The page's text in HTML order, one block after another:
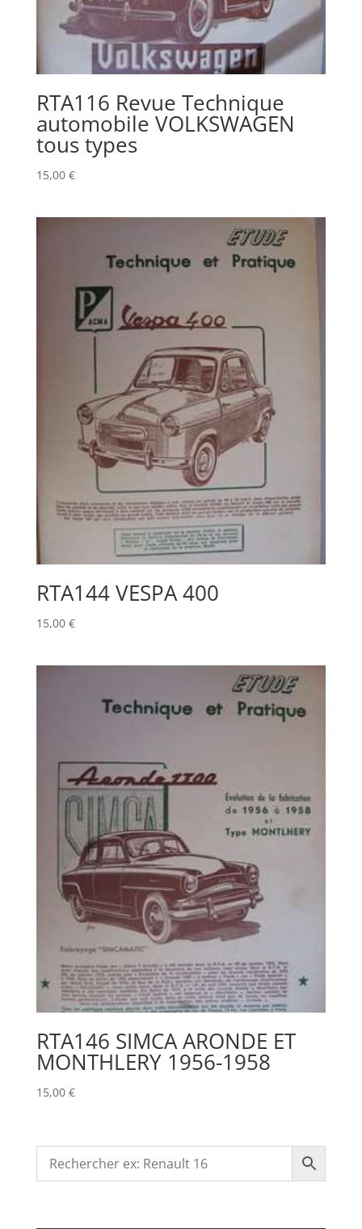
RTA116 Revue Technique
automobile VOLKSWAGEN
tous types
15,00 €
RTA144 VESPA 400
15,00 €
RTA146 SIMCA ARONDE ET
MONTHLERY 1956-1958
15,00 €